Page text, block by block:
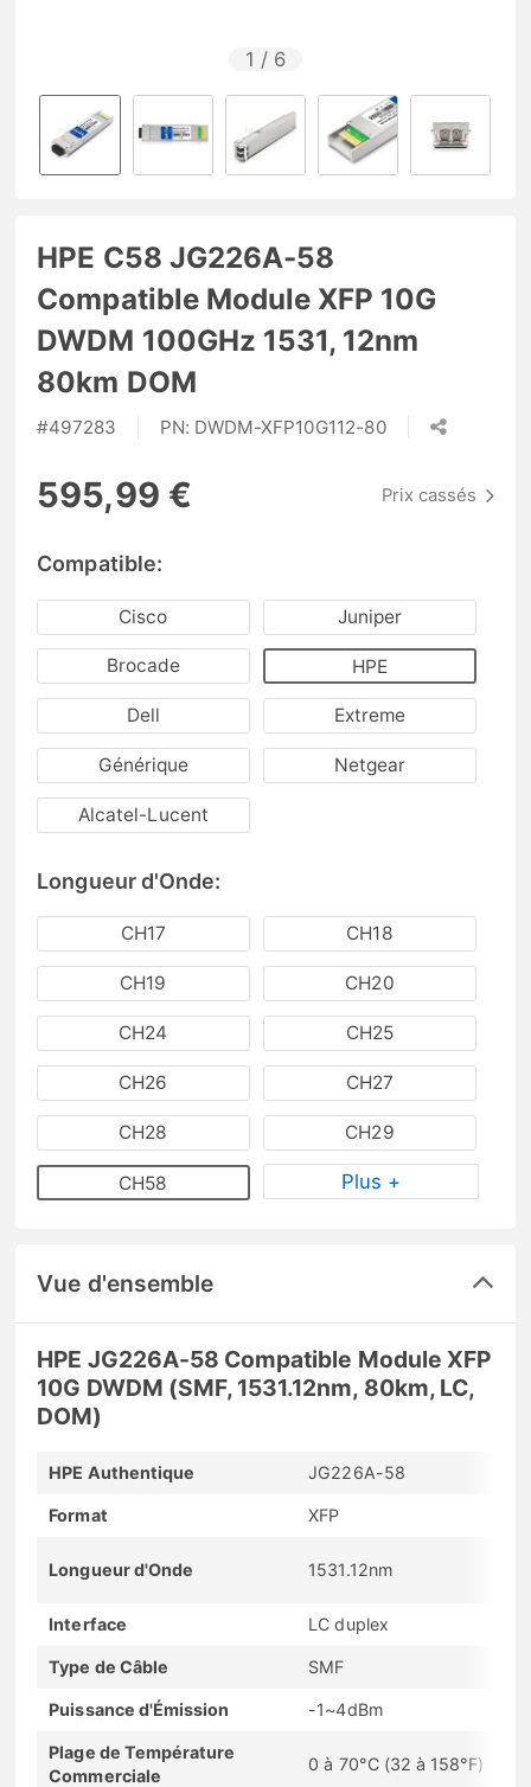
1 / 6
HPE C58 JG226A-58
Compatible Module XFP 10G
DWDM 100GHz 1531, 12nm
80km DOM
#497283 PN: DWDM-XFP10G112-80
595,99 € Prix cassés
Compatible:
Cisco Juniper
Brocade HPE
Dell Extreme
Générique Netgear
Alcatel-Lucent
Longueur d'Onde:
CH17 CH18
CH19 CH20
CH24 CH25
CH26 CH27
CH28 CH29
CH58 Plus +
Vue d'ensemble
HPE JG226A-58 Compatible Module XFP
10G DWDM (SMF, 1531.12nm, 80km, LC,
DOM)
HPE Authentique JG226A-58
Format XFP
Longueur d'Onde 1531.12nm
Interface LC duplex
Type de Câble SMF
Puissance d'Émission -1~4dBm
Plage de Température
Commerciale
0 à 70°C (32 à 158°F)